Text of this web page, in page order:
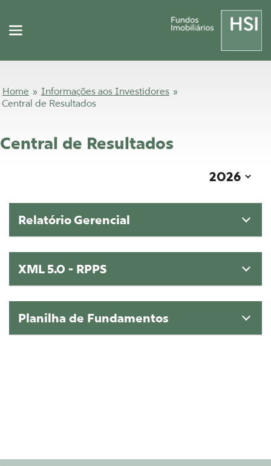
Home » Informações aos Investidores »
Central de Resultados
Central de Resultados
Relatório Gerencial
XML 5.0 - RPPS
Planilha de Fundamentos